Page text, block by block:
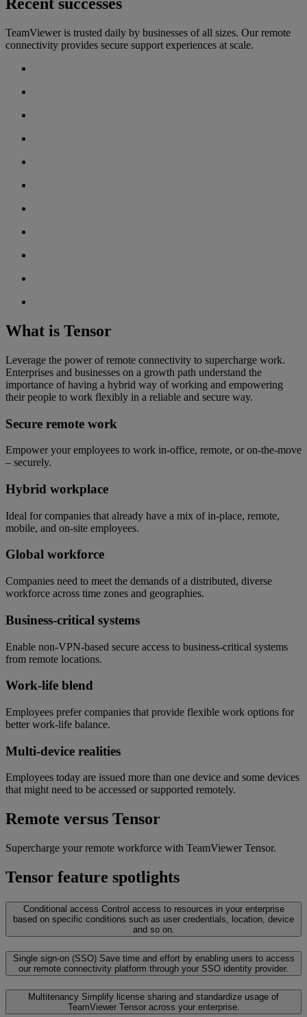
TeamViewer is trusted daily by businesses of all sizes. Our remote
connectivity provides secure support experiences at scale.
What is Tensor
Leverage the power of remote connectivity to supercharge work.
Enterprises and businesses on a growth path understand the
importance of having a hybrid way of working and empowering
their people to work flexibly in a reliable and secure way.
Secure remote work
Empower your employees to work in-office, remote, or on-the-move
– securely.
Hybrid workplace
Ideal for companies that already have a mix of in-place, remote,
mobile, and on-site employees.
Global workforce
Companies need to meet the demands of a distributed, diverse
workforce across time zones and geographies.
Business-critical systems
Enable non-VPN-based secure access to business-critical systems
from remote locations.
Work-life blend
Employees prefer companies that provide flexible work options for
better work-life balance.
Multi-device realities
Employees today are issued more than one device and some devices
that might need to be accessed or supported remotely.
Remote versus Tensor
Supercharge your remote workforce with TeamViewer Tensor.
Tensor feature spotlights
Conditional access Control access to resources in your enterprise
based on specific conditions such as user credentials, location, device
and so on.
Single sign-on (SSO) Save time and effort by enabling users to access
our remote connectivity platform through your SSO identity provider.
Multitenancy Simplify license sharing and standardize usage of
TeamViewer Tensor across your enterprise.